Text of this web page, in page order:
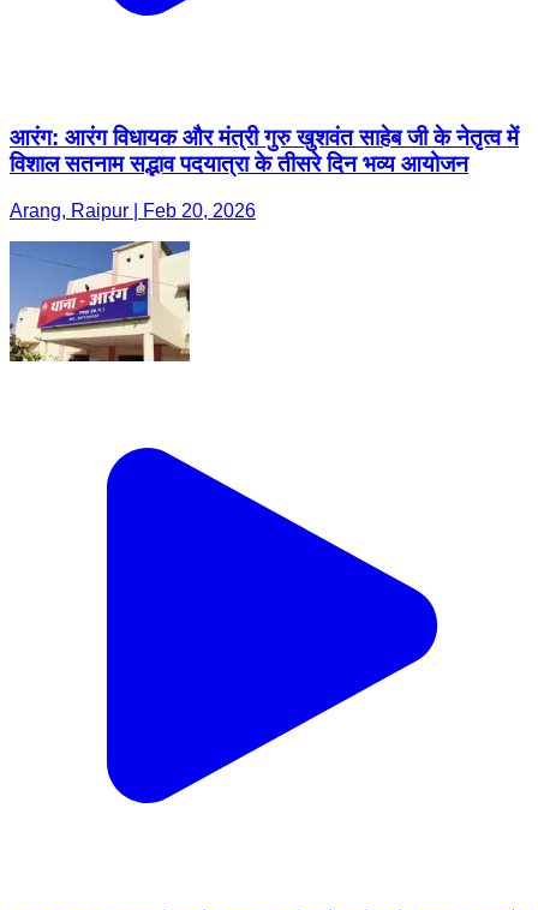
आरंग: आरंग विधायक और मंत्री गुरु खुशवंत साहेब जी के नेतृत्व में
विशाल सतनाम सद्भाव पदयात्रा के तीसरे दिन भव्य आयोजन
Arang, Raipur | Feb 20, 2026